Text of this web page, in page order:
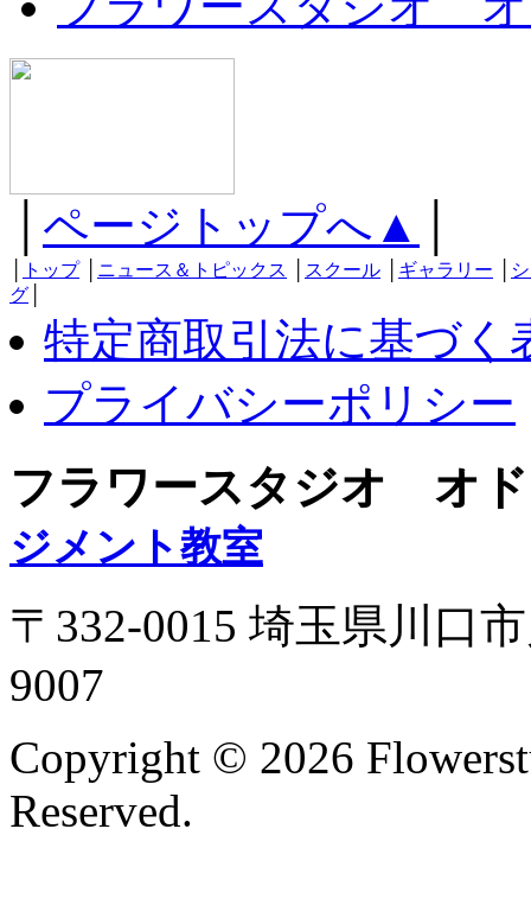
ページトップへ▲
トップ│ ニュース＆トピックス スクール ギャラリー
グ
特定商取引法に基づく
プライバシーポリシー
フラワースタジオ オ
ジメント教室
〒332-0015 埼玉県川口
9007
Copyright © 2026
Reserved.